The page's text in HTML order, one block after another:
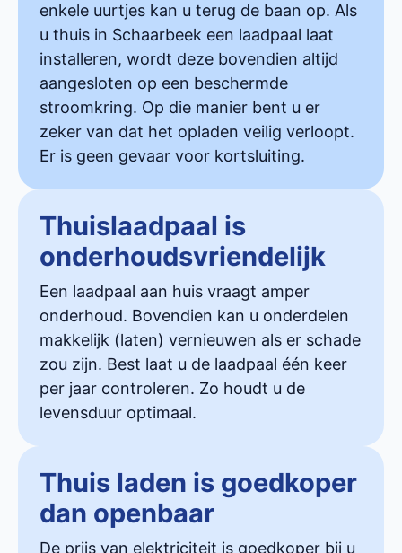
enkele uurtjes kan u terug de baan op. Als
u thuis in Schaarbeek een laadpaal laat
installeren, wordt deze bovendien altijd
aangesloten op een beschermde
stroomkring. Op die manier bent u er
zeker van dat het opladen veilig verloopt.
Er is geen gevaar voor kortsluiting.
Thuislaadpaal is
onderhoudsvriendelijk
Een laadpaal aan huis vraagt amper
onderhoud. Bovendien kan u onderdelen
makkelijk (laten) vernieuwen als er schade
zou zijn. Best laat u de laadpaal één keer
per jaar controleren. Zo houdt u de
levensduur optimaal.
Thuis laden is goedkoper
dan openbaar
De prijs van elektriciteit is goedkoper bij u